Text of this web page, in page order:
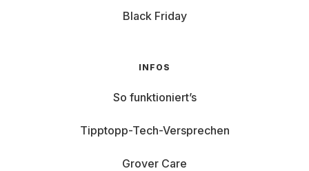
Black Friday
INFOS
So funktioniert’s
Tipptopp-Tech-Versprechen
Grover Care